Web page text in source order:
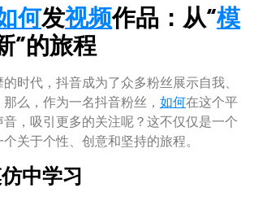
何发视频作品：从“模
”的旅程
的时代，抖音成为了众多粉丝展示自我、
么，作为一名抖音粉丝， 如何在这个平
，吸引更多的关注呢？这不仅仅是一个
关于个性、创意和坚持的旅程。
中学习